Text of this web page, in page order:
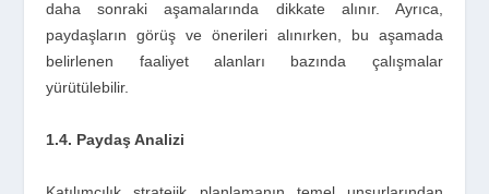
daha sonraki aşamalarında dikkate alınır. Ayrıca,
paydaşların görüş ve önerileri alınırken, bu aşamada
belirlenen faaliyet alanları bazında çalışmalar
yürütülebilir.
1.4. Paydaş Analizi